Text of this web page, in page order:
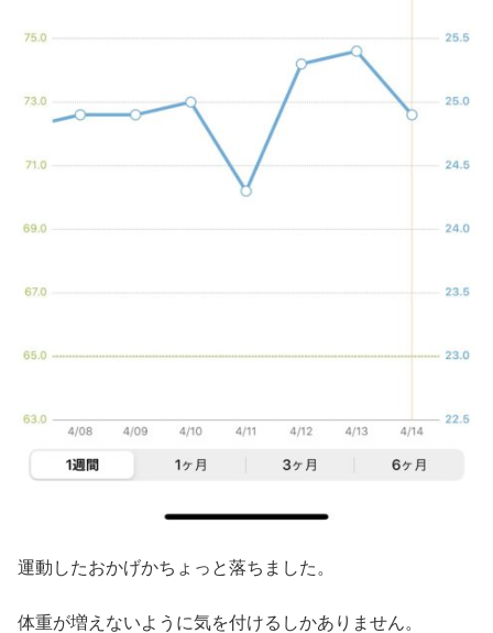
運動したおかげかちょっと落ちました。
体重が増えないように気を付けるしかありません。